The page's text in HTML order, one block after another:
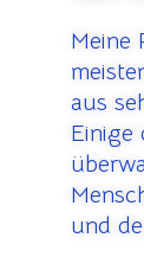
Meine
aus
Einige
und